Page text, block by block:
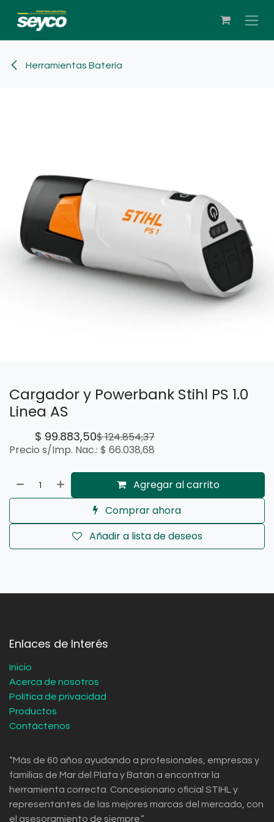
Ir al contenido
Herramientas Batería
Cargador y Powerbank Stihl PS 1.0
Linea AS
$ 99.883,50$124.854,37
Precio s/Imp. Nac.: $ 66.038,68
Agregar al carrito
Comprar ahora
Añadir a lista de deseos
Enlaces de Interés
Inicio
Acerca de nosotros
Política de privacidad
Productos
Contáctenos
“Más de 60 años ayudando a profesionales, empresas y
familias de Mar del Plata y Batán a encontrar la
herramienta correcta. Concesionario oficial STIHL y
representantes de las mejores marcas del mercado, con
el asesoramiento de siempre.”